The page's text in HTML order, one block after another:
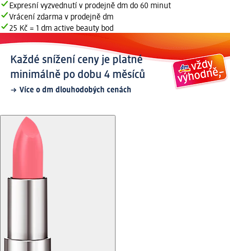
Expresní vyzvednutí v prodejně dm do 60 minut
Vrácení zdarma v prodejně dm
25 Kč = 1 dm active beauty bod
Každé snížení ceny je platné
minimálně po dobu 4 měsíců
Více o dm dlouhodobých cenách